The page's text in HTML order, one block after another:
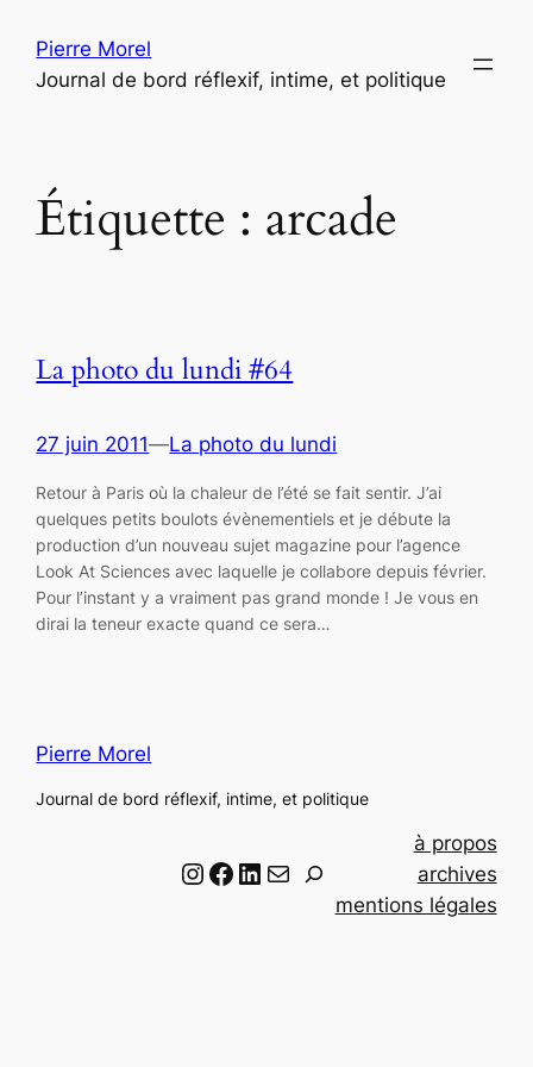
contenu
Pierre Morel
Journal de bord réflexif, intime, et politique
Étiquette : arcade
La photo du lundi #64
27 juin 2011—La photo du lundi
Retour à Paris où la chaleur de l’été se fait sentir. J’ai
quelques petits boulots évènementiels et je débute la
production d’un nouveau sujet magazine pour l’agence
Look At Sciences avec laquelle je collabore depuis février.
Pour l’instant y a vraiment pas grand monde ! Je vous en
dirai la teneur exacte quand ce sera…
Pierre Morel
Journal de bord réflexif, intime, et politique
Instagram Facebook LinkedIn Email
à propos
archives
mentions légales